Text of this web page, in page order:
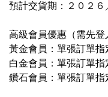
預計交貨期 ：２０２６
高級會員優惠（需先登
黃金會員：單張訂單
白金會員：單張訂單
鑽石會員：單張訂單